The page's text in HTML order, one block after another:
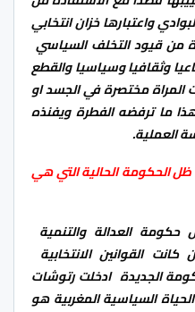
واعتبارها خزان انتخابي
من قيود التخلف السياسي
وثقافيا وسياسيا والقطع
المراة مختصرة في الجسد او
ما ترفضه الفطرة ويفنذه
العملية.
الحكومة الحالية التي هي
العدالة والتنمية
القوانين الانتخابية
الجديدة ادخلت رتوشات
السياسية المغربية هو